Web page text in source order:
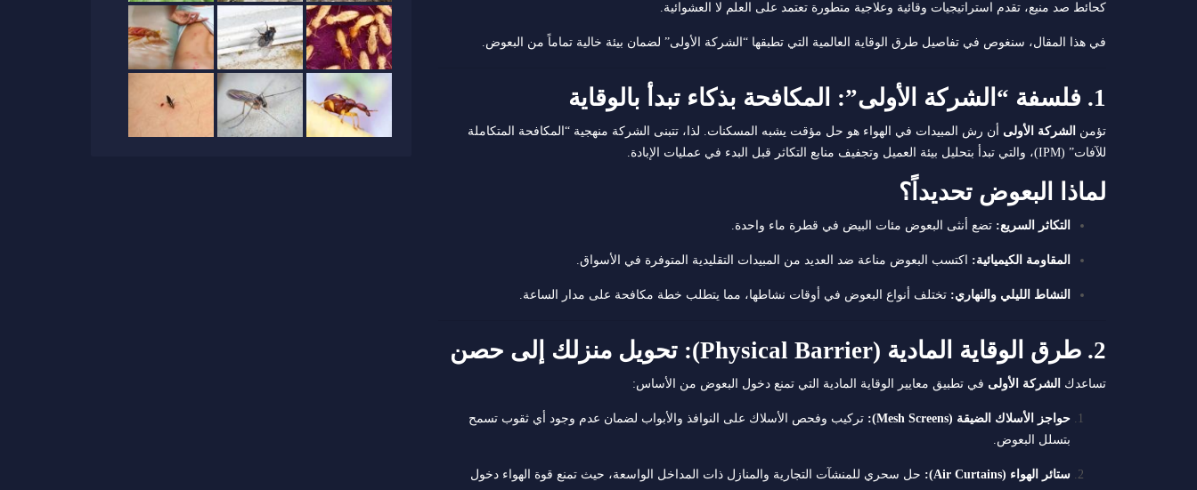
كحائط صد منيع، تقدم استراتيجيات وقائية وعلاجية متطورة تعتمد على العلم لا العشوائية.
في هذا المقال، سنغوص في تفاصيل طرق الوقاية العالمية التي تطبقها “الشركة الأولى” لضمان بيئة خالية تماماً من البعوض.
1. فلسفة “الشركة الأولى”: المكافحة بذكاء تبدأ بالوقاية
تؤمن الشركة الأولى أن رش المبيدات في الهواء هو حل مؤقت يشبه المسكنات. لذا، تتبنى الشركة منهجية “المكافحة المتكاملة
للآفات” (IPM)، والتي تبدأ بتحليل بيئة العميل وتجفيف منابع التكاثر قبل البدء في عمليات الإبادة.
لماذا البعوض تحديداً؟
التكاثر السريع: تضع أنثى البعوض مئات البيض في قطرة ماء واحدة.
المقاومة الكيميائية: اكتسب البعوض مناعة ضد العديد من المبيدات التقليدية المتوفرة في الأسواق.
النشاط الليلي والنهاري: تختلف أنواع البعوض في أوقات نشاطها، مما يتطلب خطة مكافحة على مدار الساعة.
2. طرق الوقاية المادية (Physical Barrier): تحويل منزلك إلى حصن
تساعدك الشركة الأولى في تطبيق معايير الوقاية المادية التي تمنع دخول البعوض من الأساس:
حواجز الأسلاك الضيقة (Mesh Screens):
تركيب وفحص الأسلاك على النوافذ والأبواب لضمان عدم وجود أي ثقوب تسمح
بتسلل البعوض.
ستائر الهواء (Air Curtains):
حل سحري للمنشآت التجارية والمنازل ذات المداخل الواسعة، حيث تمنع قوة الهواء دخول